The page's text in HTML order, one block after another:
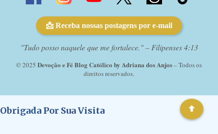
📩 Receba nossas postagens por e-mail
"Tudo posso naquele que me fortalece." – Filipenses 4:13
© 2025 Devoção e Fé Blog Católico by Adriana dos Anjos– Todos os
direitos reservados.
Obrigada Por Sua Visita